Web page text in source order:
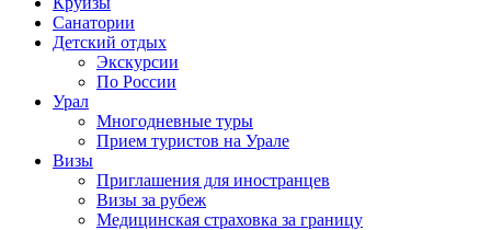
Санатории
Детский отдых
Экскурсии
По России
Урал
Многодневные туры
Прием туристов на Урале
Визы
Приглашения для иностранцев
Визы за рубеж
Медицинская страховка за границу